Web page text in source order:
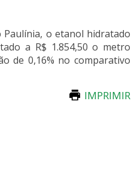
Paulínia, o etanol hidratado
a R$ 1.854,50 o metro
de 0,16% no comparativo
IMPRIMIR